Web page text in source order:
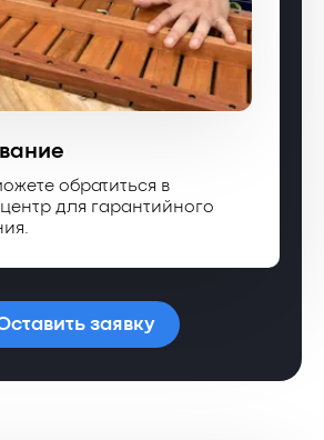
обратиться в
для гарантийного
заявку